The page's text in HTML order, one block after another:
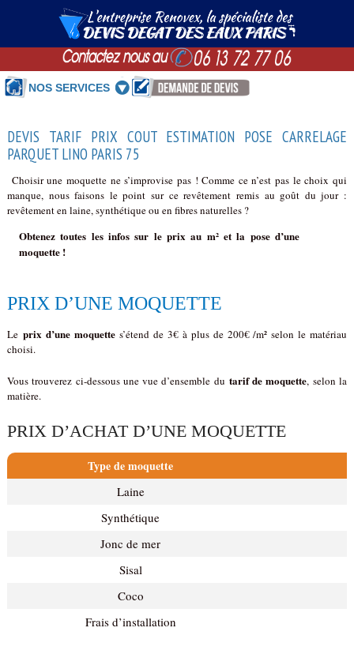
NOS SERVICES
DEVIS TARIF PRIX COUT ESTIMATION POSE CARRELAGE
PARQUET LINO PARIS 75
Choisir une moquette ne s’improvise pas ! Comme ce n’est pas le choix qui
manque, nous faisons le point sur ce revêtement remis au goût du jour :
revêtement en laine, synthétique ou en fibres naturelles ?
Obtenez toutes les infos sur le prix au m² et la pose d’une
moquette !
PRIX D’UNE MOQUETTE
Le prix d’une moquettes’étend de 3€ à plus de 200€ /m² selon le matériau
choisi.
Vous trouverez ci-dessous une vue d’ensemble du tarif de moquette, selon la
matière.
PRIX D’ACHAT D’UNE MOQUETTE
Type de moquette
Laine
Synthétique
Jonc de mer
Sisal
Coco
Frais d’installation